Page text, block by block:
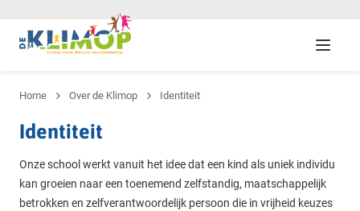
Menu
Home Over de Klimop Identiteit
Identiteit
Onze school werkt vanuit het idee dat een kind als uniek individu
kan groeien naar een toenemend zelfstandig, maatschappelijk
betrokken en zelfverantwoordelijk persoon die in vrijheid keuzes